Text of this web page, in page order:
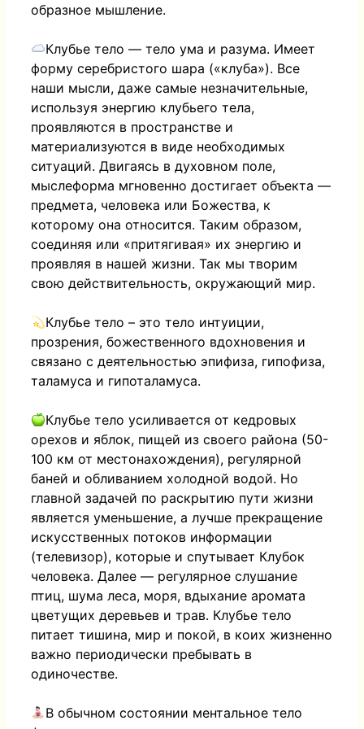
образное мышление.
Клубье тело — тело ума и разума. Имеет
форму серебристого шара («клуба»). Все
наши мысли, даже самые незначительные,
используя энергию клубьего тела,
проявляются в пространстве и
материализуются в виде необходимых
ситуаций. Двигаясь в духовном поле,
мыслеформа мгновенно достигает объекта —
предмета, человека или Божества, к
которому она относится. Таким образом,
соединяя или «притягивая» их энергию и
проявляя в нашей жизни. Так мы творим
свою действительность, окружающий мир.
Клубье тело – это тело интуиции,
прозрения, божественного вдохновения и
связано с деятельностью эпифиза, гипофиза,
таламуса и гипоталамуса.
Клубье тело усиливается от кедровых
орехов и яблок, пищей из своего района (50-
100 км от местонахождения), регулярной
баней и обливанием холодной водой. Но
главной задачей по раскрытию пути жизни
является уменьшение, а лучше прекращение
искусственных потоков информации
(телевизор), которые и спутывает Клубок
человека. Далее — регулярное слушание
птиц, шума леса, моря, вдыхание аромата
цветущих деревьев и трав. Клубье тело
питает тишина, мир и покой, в коих жизненно
важно периодически пребывать в
одиночестве.
В обычном состоянии ментальное тело